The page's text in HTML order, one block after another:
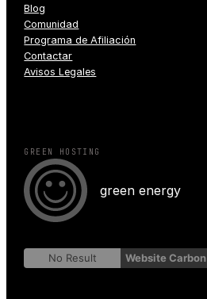
Blog
Comunidad
Programa de Afiliación
Contactar
Avisos Legales
GREEN HOSTING
green energy
No Result Website Carbon